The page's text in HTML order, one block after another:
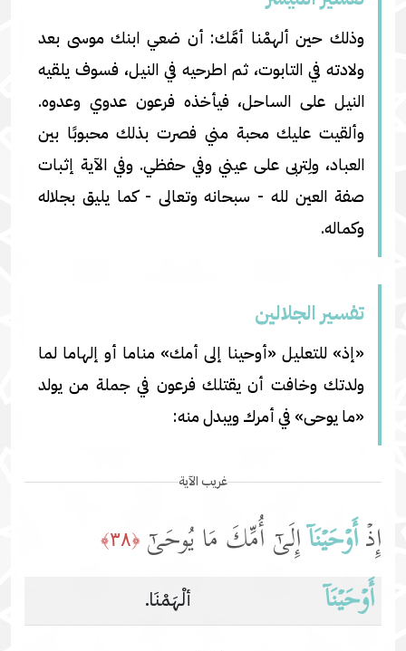
وذلك حين ألهمْنا أمَّك: أن ضعي ابنك موسى بعد
ولادته في التابوت، ثم اطرحيه في النيل، فسوف يلقيه
النيل على الساحل، فيأخذه فرعون عدوي وعدوه.
وألقيت عليك محبة مني فصرت بذلك محبوبًا بين
العباد، ولِتربى على عيني وفي حفظي. وفي الآية إثبات
صفة العين لله - سبحانه وتعالى - كما يليق بجلاله
وكماله.
تفسير الجلالين
«إذ» للتعليل «أوحينا إلى أمك» مناما أو إلهاما لما
ولدتك وخافت أن يقتلك فرعون في جملة من يولد
«ما يوحى» في أمرك ويبدل منه:
غريب الآية
إِذۡأَوۡحَیۡنَاۤإِلَىٰۤ أُمِّكَ مَا یُوحَىٰۤ ﴿٣٨﴾
أَوۡحَیۡنَاۤ ألْهَمْنَا.